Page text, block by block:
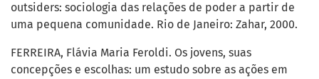
outsiders: sociologia das relações de poder a partir de
uma pequena comunidade. Rio de Janeiro: Zahar, 2000.
FERREIRA, Flávia Maria Feroldi. Os jovens, suas
concepções e escolhas: um estudo sobre as ações em